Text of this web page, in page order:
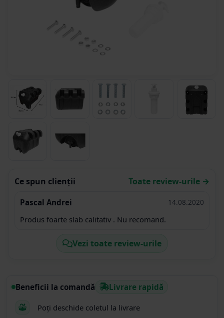
Ce spun clienții Toate review-urile →
Pascal Andrei 14.08.2020
Produs foarte slab calitativ . Nu recomand.
Vezi toate review-urile
Beneficii la comandă Livrare rapidă
Poți deschide coletul la livrare